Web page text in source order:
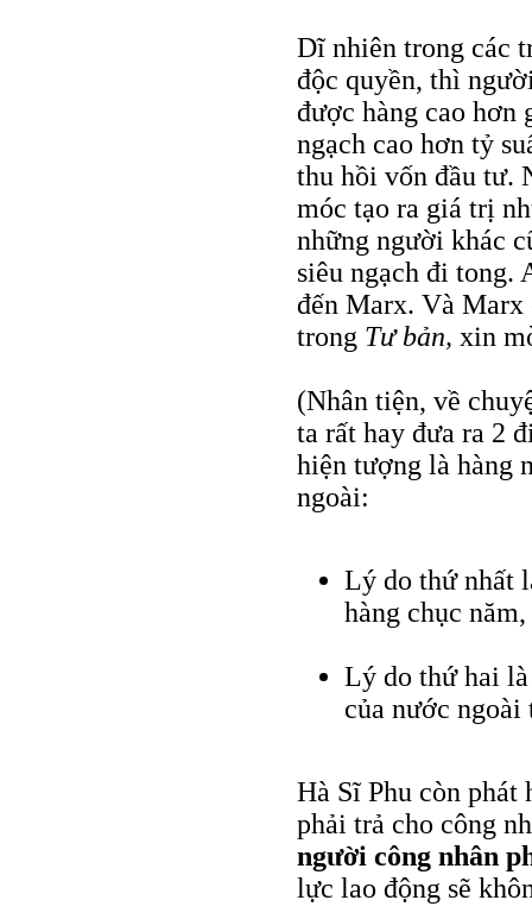
Dĩ nhiên trong các
độc quyền, thì
được hàng cao
ngạch cao hơn tỷ
thu hồi vốn đầu tư.
móc tạo ra giá trị
những người khác
siêu ngạch đi tong.
đến Marx. Và Marx
trong Tư bản, xin
(Nhân tiện, về
ta rất hay đưa ra 2
hiện tượng là hàng
ngoài:
Lý do thứ nhất
hàng chục
Lý do thứ hai
của nước
Hà Sĩ Phu còn
phải trả cho công
người công nhân
lực lao động sẽ